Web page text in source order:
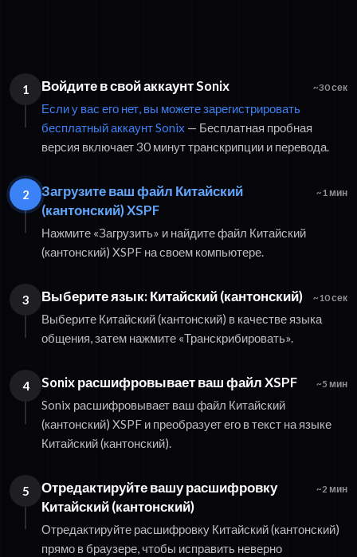
1 Войдите в свой аккаунт Sonix ~30 сек
Если у вас его нет, вы можете зарегистрировать
бесплатный аккаунт Sonix — Бесплатная пробная
версия включает 30 минут транскрипции и перевода.
2
Загрузите ваш файл Китайский
(кантонский) XSPF
~1 мин
Нажмите «Загрузить» и найдите файл Китайский
(кантонский) XSPF на своем компьютере.
3 Выберите язык: Китайский (кантонский) ~10 сек
Выберите Китайский (кантонский) в качестве языка
общения, затем нажмите «Транскрибировать».
4 Sonix расшифровывает ваш файл XSPF ~5 мин
Sonix расшифровывает ваш файл Китайский
(кантонский) XSPF и преобразует его в текст на языке
Китайский (кантонский).
5
Отредактируйте вашу расшифровку
Китайский (кантонский)
~2 мин
Отредактируйте расшифровку Китайский (кантонский)
прямо в браузере, чтобы исправить неверно